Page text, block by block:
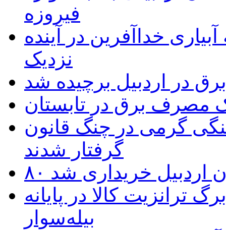
فیروزه
خداآفرین در آینده
نزدیک
مصرف برق در تابستان
گرمی در چنگ قانون
گرفتار شدند
اردبیل خریداری شد
کالا در پایانه
بیله‌سوار